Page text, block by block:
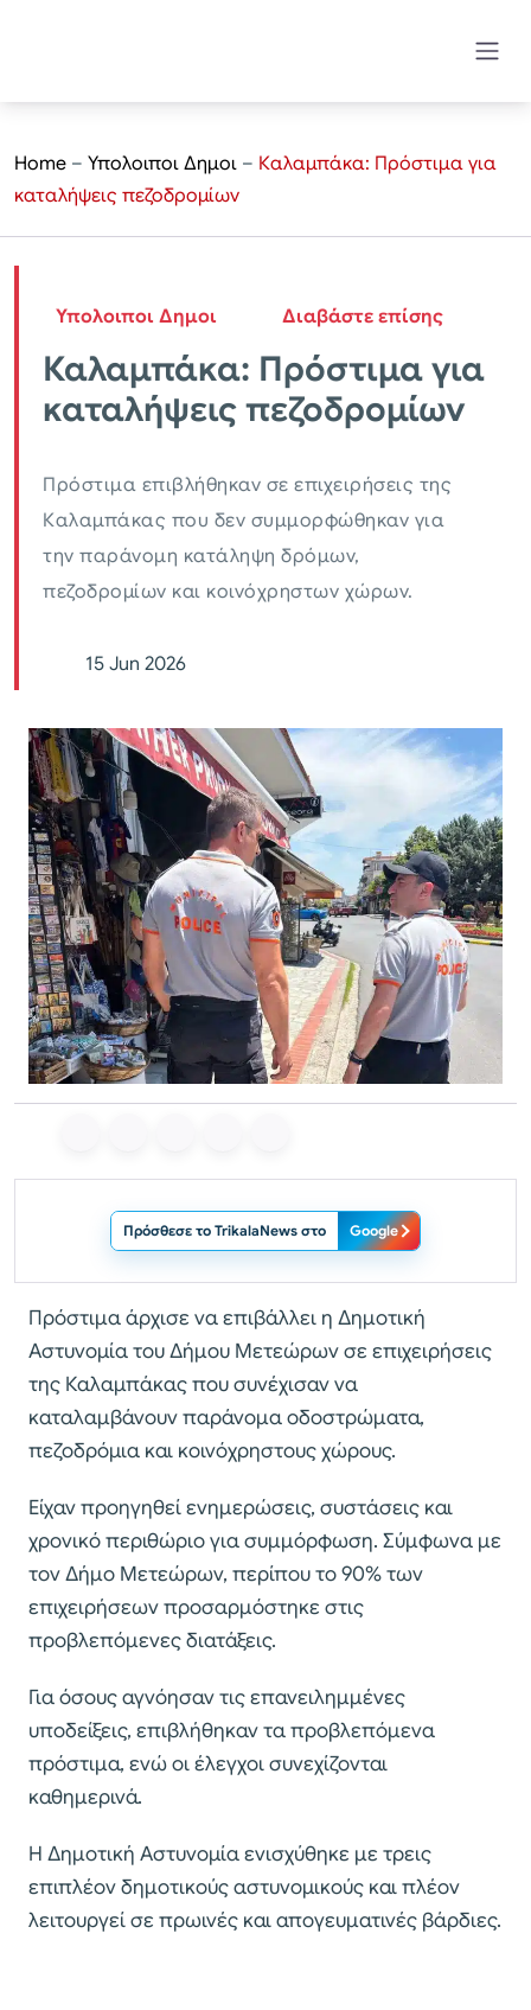
Home – Υπολοιποι Δημοι – Καλαμπάκα: Πρόστιμα για
καταλήψεις πεζοδρομίων
Υπολοιποι Δημοι Διαβάστε επίσης
Καλαμπάκα: Πρόστιμα για
καταλήψεις πεζοδρομίων
Πρόστιμα επιβλήθηκαν σε επιχειρήσεις της
Καλαμπάκας που δεν συμμορφώθηκαν για
την παράνομη κατάληψη δρόμων,
πεζοδρομίων και κοινόχρηστων χώρων.
15 Jun 2026
Πρόσθεσε το TrikalaNews στο Google
Πρόστιμα άρχισε να επιβάλλει η Δημοτική
Αστυνομία του Δήμου Μετεώρων σε επιχειρήσεις
της Καλαμπάκας που συνέχισαν να
καταλαμβάνουν παράνομα οδοστρώματα,
πεζοδρόμια και κοινόχρηστους χώρους.
Είχαν προηγηθεί ενημερώσεις, συστάσεις και
χρονικό περιθώριο για συμμόρφωση. Σύμφωνα με
τον Δήμο Μετεώρων, περίπου το 90% των
επιχειρήσεων προσαρμόστηκε στις
προβλεπόμενες διατάξεις.
Για όσους αγνόησαν τις επανειλημμένες
υποδείξεις, επιβλήθηκαν τα προβλεπόμενα
πρόστιμα, ενώ οι έλεγχοι συνεχίζονται
καθημερινά.
Η Δημοτική Αστυνομία ενισχύθηκε με τρεις
επιπλέον δημοτικούς αστυνομικούς και πλέον
λειτουργεί σε πρωινές και απογευματινές βάρδιες.